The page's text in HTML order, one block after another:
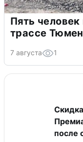
Пять
трассе
7 августа 1
после